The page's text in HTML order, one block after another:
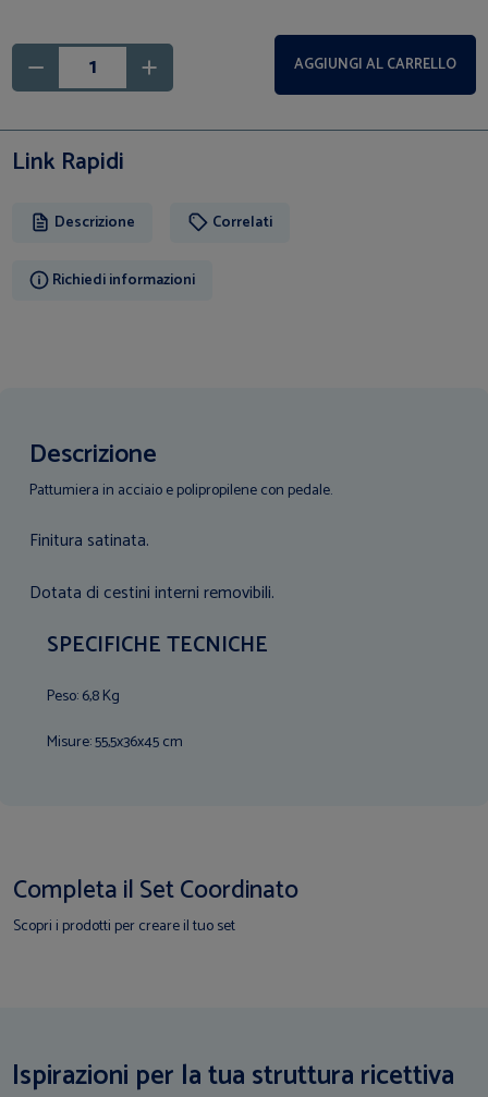
AGGIUNGI AL CARRELLO
Link Rapidi
Descrizione Correlati
Richiedi informazioni
Descrizione
Pattumiera in acciaio e polipropilene con pedale.
Finitura satinata.
Dotata di cestini interni removibili.
SPECIFICHE TECNICHE
Peso: 6,8 Kg
Misure: 55,5x36x45 cm
Completa il Set Coordinato
Scopri i prodotti per creare il tuo set
Ispirazioni per la tua struttura ricettiva